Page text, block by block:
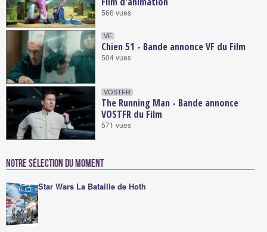
566 vues
VF
Chien 51 - Bande annonce VF du Film
504 vues
VOSTFR
The Running Man - Bande annonce
VOSTFR du Film
571 vues
Notre sélection du moment
Star Wars La Bataille de Hoth